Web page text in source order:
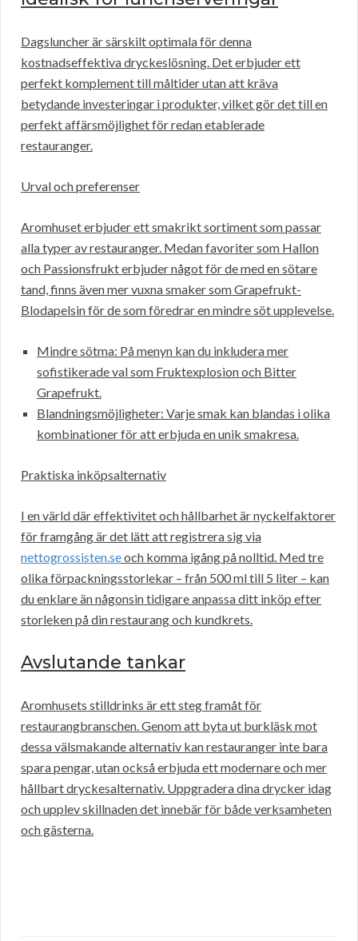
Dagsluncher är särskilt optimala för denna
kostnadseffektiva dryckeslösning. Det erbjuder ett
perfekt komplement till måltider utan att kräva
betydande investeringar i produkter, vilket gör det till en
perfekt affärsmöjlighet för redan etablerade
restauranger.
Urval och preferenser
Aromhuset erbjuder ett smakrikt sortiment som passar
alla typer av restauranger. Medan favoriter som Hallon
och Passionsfrukt erbjuder något för de med en sötare
tand, finns även mer vuxna smaker som Grapefrukt-
Blodapelsin för de som föredrar en mindre söt upplevelse.
Mindre sötma: På menyn kan du inkludera mer
sofistikerade val som Fruktexplosion och Bitter
Grapefrukt.
Blandningsmöjligheter: Varje smak kan blandas i olika
kombinationer för att erbjuda en unik smakresa.
Praktiska inköpsalternativ
I en värld där effektivitet och hållbarhet är nyckelfaktorer
för framgång är det lätt att registrera sig via
nettogrossisten.seoch komma igång på nolltid. Med tre
olika förpackningsstorlekar – från 500 ml till 5 liter – kan
du enklare än någonsin tidigare anpassa ditt inköp efter
storleken på din restaurang och kundkrets.
Avslutande tankar
Aromhusets stilldrinks är ett steg framåt för
restaurangbranschen. Genom att byta ut burkläsk mot
dessa välsmakande alternativ kan restauranger inte bara
spara pengar, utan också erbjuda ett modernare och mer
hållbart dryckesalternativ. Uppgradera dina drycker idag
och upplev skillnaden det innebär för både verksamheten
och gästerna.